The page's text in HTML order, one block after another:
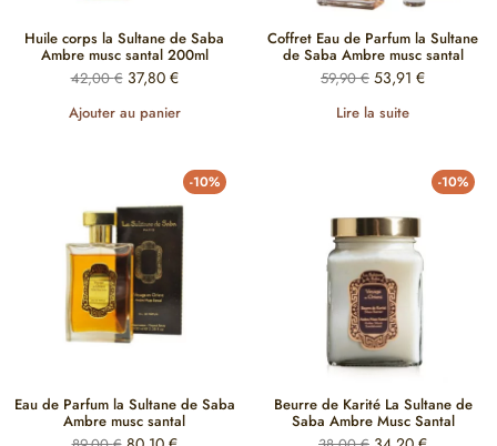
Huile corps la Sultane de Saba
Ambre musc santal 200ml
42,00€ 37,80 €
Ajouter au panier
Coffret Eau de Parfum la Sultane
de Saba Ambre musc santal
59,90€ 53,91 €
Lire la suite
-10%
Eau de Parfum la Sultane de Saba
Ambre musc santal
-10%
Beurre de Karité La Sultane de
Saba Ambre Musc Santal